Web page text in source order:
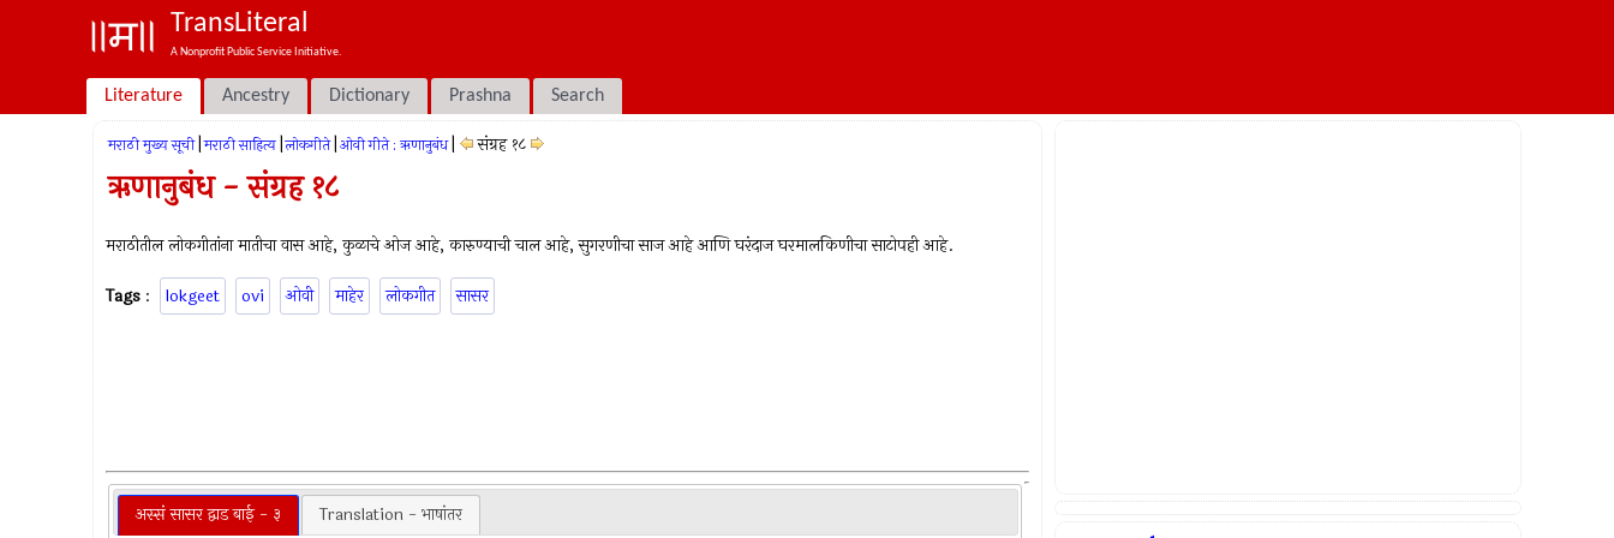
TransLiteral
A Nonprofit Public Service Initiative.
Literature Ancestry Dictionary Prashna Search
मराठी मुख्य सूची मराठी साहित्य लोकगीते ओवी गीते : ऋणानुबंध संग्रह १८
ऋणानुबंध - संग्रह १८
मराठीतील लोकगीतांना मातीचा वास आहे, कुळाचे ओज आहे, कारुण्याची चाल आहे, सुगरणीचा साज आहे आणि घरंदाज घरमालकिणीचा साटोपही आहे.
Tags : lokgeet ovi ओवी माहेर लोकगीत सासर
अस्सं सासर द्वाड बाई - ३ Translation - भाषांतर